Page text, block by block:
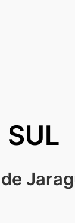
SUL